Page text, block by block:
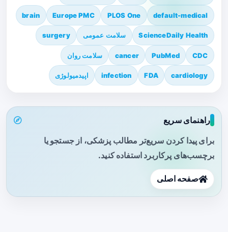
default-medical
PLOS One
Europe PMC
brain
ScienceDaily Health سلامت عمومی surgery
CDC
PubMed
cancer سلامت روان
cardiology
FDA
infection اپیدمیولوژی
راهنمای سریع
برای پیدا کردن سریع‌تر مطالب پزشکی، از جستجو یا
برچسب‌های پرکاربرد استفاده کنید.
صفحه اصلی